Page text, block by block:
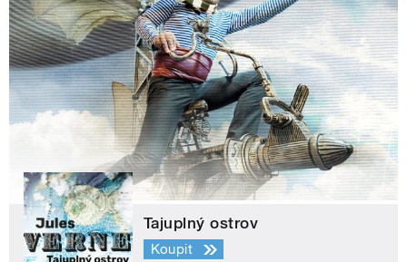
Tajuplný ostrov
Koupit